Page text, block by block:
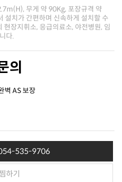
다.
의
벽 AS 보장
535-9706
찜하기